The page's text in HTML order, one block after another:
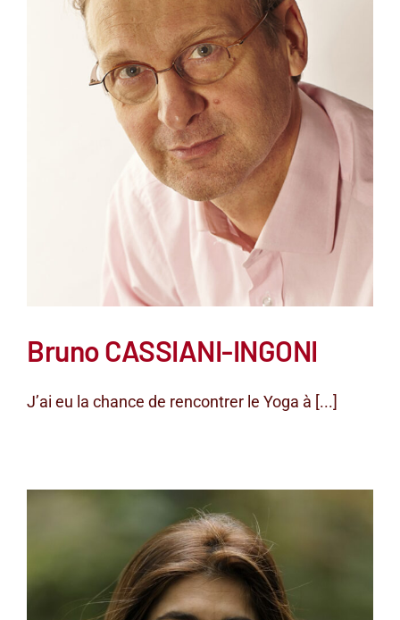
Bruno CASSIANI-INGONI
J’ai eu la chance de rencontrer le Yoga à [...]